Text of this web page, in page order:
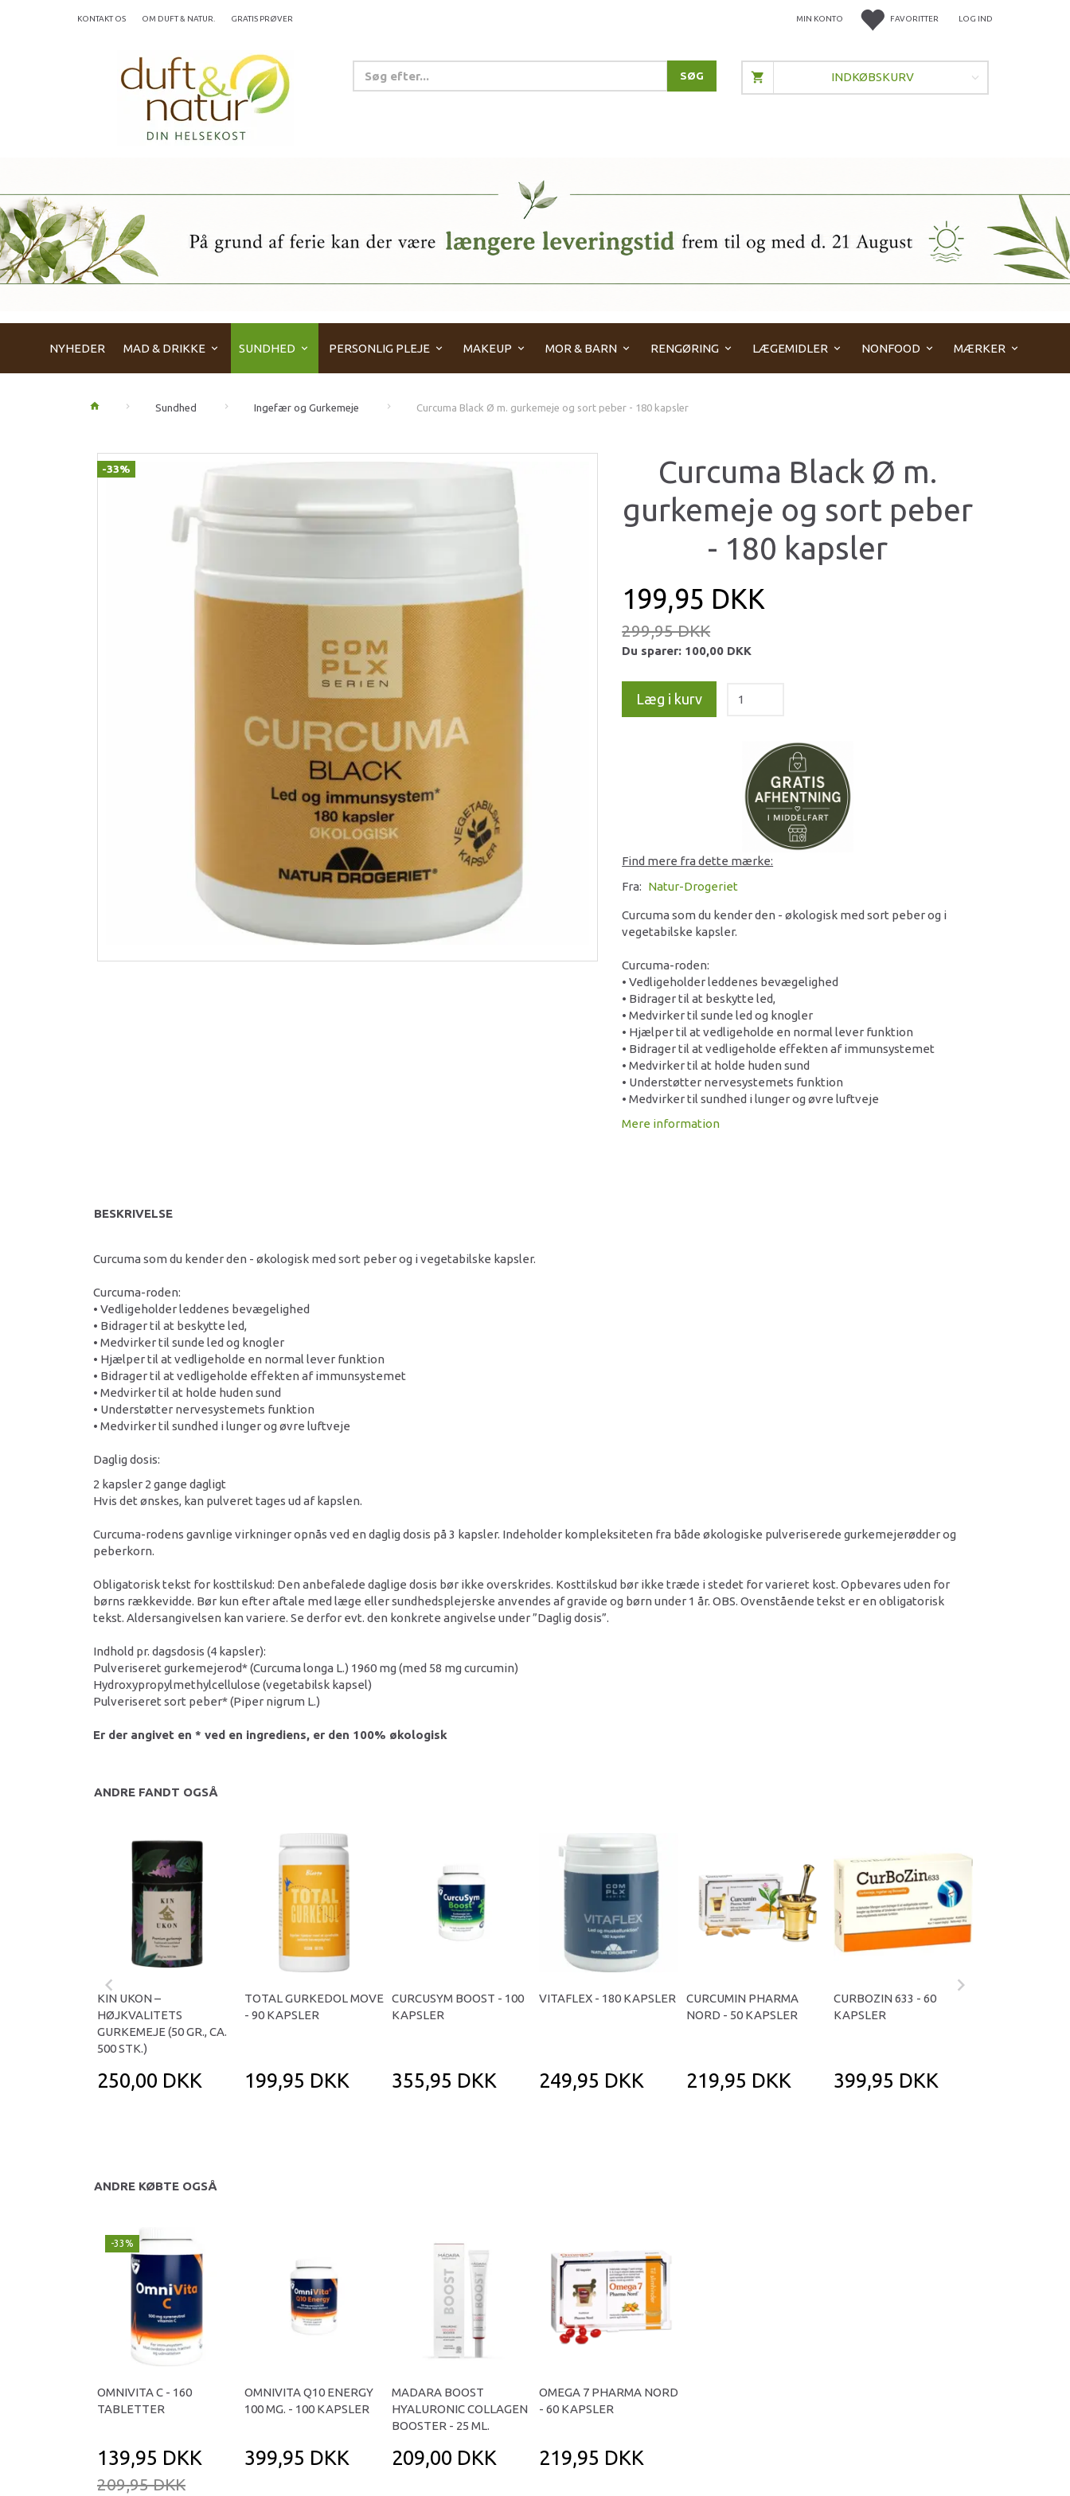
FAVORITTER LOG IND
MIN KONTO
KONTAKT OS OM DUFT & NATUR. GRATIS PRØVER
SØG INDKØBSKURV
NYHEDER MAD & DRIKKE SUNDHED PERSONLIG PLEJE MAKEUP MOR & BARN RENGØRING LÆGEMIDLER NONFOOD MÆRKER
Sundhed Ingefær og Gurkemeje Curcuma Black Ø m. gurkemeje og sort peber - 180 kapsler
-33%
Curcuma Black Ø m.
gurkemeje og sort peber
- 180 kapsler
199,95 DKK
299,95 DKK
Du sparer: 100,00 DKK
Læg i kurv
Find mere fra dette mærke:
Fra: Natur-Drogeriet
Curcuma som du kender den - økologisk med sort peber og i
vegetabilske kapsler.
Curcuma-roden:
• Vedligeholder leddenes bevægelighed
• Bidrager til at beskytte led,
• Medvirker til sunde led og knogler
• Hjælper til at vedligeholde en normal lever funktion
• Bidrager til at vedligeholde effekten af immunsystemet
• Medvirker til at holde huden sund
• Understøtter nervesystemets funktion
• Medvirker til sundhed i lunger og øvre luftveje
Mere information
BESKRIVELSE
Curcuma som du kender den - økologisk med sort peber og i vegetabilske kapsler.
Curcuma-roden:
• Vedligeholder leddenes bevægelighed
• Bidrager til at beskytte led,
• Medvirker til sunde led og knogler
• Hjælper til at vedligeholde en normal lever funktion
• Bidrager til at vedligeholde effekten af immunsystemet
• Medvirker til at holde huden sund
• Understøtter nervesystemets funktion
• Medvirker til sundhed i lunger og øvre luftveje
Daglig dosis:
2 kapsler 2 gange dagligt
Hvis det ønskes, kan pulveret tages ud af kapslen.
Curcuma-rodens gavnlige virkninger opnås ved en daglig dosis på 3 kapsler. Indeholder kompleksiteten fra både økologiske pulveriserede gurkemejerødder og
peberkorn.
Obligatorisk tekst for kosttilskud: Den anbefalede daglige dosis bør ikke overskrides. Kosttilskud bør ikke træde i stedet for varieret kost. Opbevares uden for
børns rækkevidde. Bør kun efter aftale med læge eller sundhedsplejerske anvendes af gravide og børn under 1 år. OBS. Ovenstående tekst er en obligatorisk
tekst. Aldersangivelsen kan variere. Se derfor evt. den konkrete angivelse under ”Daglig dosis”.
Indhold pr. dagsdosis (4 kapsler):
Pulveriseret gurkemejerod* (Curcuma longa L.) 1960 mg (med 58 mg curcumin)
Hydroxypropylmethylcellulose (vegetabilsk kapsel)
Pulveriseret sort peber* (Piper nigrum L.)
Er der angivet en * ved en ingrediens, er den 100% økologisk
ANDRE FANDT OGSÅ
KIN UKON –
HØJKVALITETS
GURKEMEJE (50 GR., CA.
500 STK.)
250,00 DKK
TOTAL GURKEDOL MOVE
- 90 KAPSLER
199,95 DKK
CURCUSYM BOOST - 100
KAPSLER
355,95 DKK
VITAFLEX - 180 KAPSLER
249,95 DKK
CURCUMIN PHARMA
NORD - 50 KAPSLER
219,95 DKK
CURBOZIN 633 - 60
KAPSLER
399,95 DKK
ANDRE KØBTE OGSÅ
-33%
OMNIVITA C - 160
TABLETTER
139,95 DKK
209,95 DKK
OMNIVITA Q10 ENERGY
100 MG. - 100 KAPSLER
399,95 DKK
MADARA BOOST
HYALURONIC COLLAGEN
BOOSTER - 25 ML.
209,00 DKK
OMEGA 7 PHARMA NORD
- 60 KAPSLER
219,95 DKK